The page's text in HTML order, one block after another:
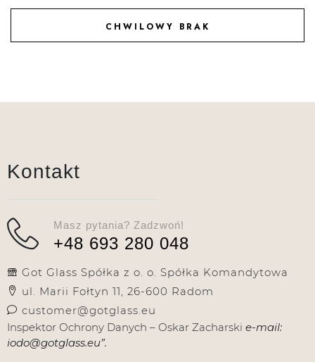
CHWILOWY BRAK
DODAJ DO ULUBIONYCH
Kontakt
Masz pytania? Zadzwoń!
+48 693 280 048
Got Glass Spółka z o. o. Spółka Komandytowa
ul. Marii Fołtyn 11, 26-600 Radom
customer@gotglass.eu
Inspektor Ochrony Danych – Oskar Zacharski e-mail:
iodo@gotglass.eu”.